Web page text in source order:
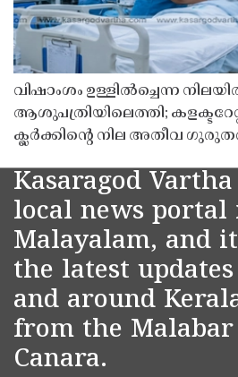
വിഷാംശം ഉള്ളിൽച്ചെന്ന
ആശുപത്രിയിലെത്തി;
ക്ലർക്കിൻ്റെ നില അതീവ
Kasaragod
local news portal
Malayalam, and
the latest
and around
from the Malabar
Canara.